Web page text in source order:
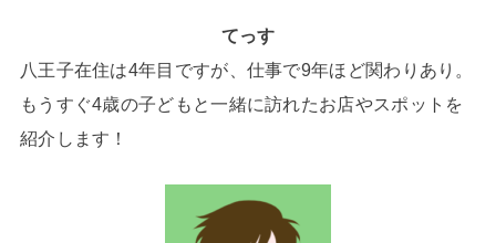
てっす
八王子在住は4年目ですが、仕事で9年ほど関わりあり。
もうすぐ4歳の子どもと一緒に訪れたお店やスポットを
紹介します！